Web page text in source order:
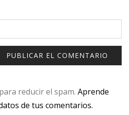
reducir el spam. Aprende
de tus comentarios.